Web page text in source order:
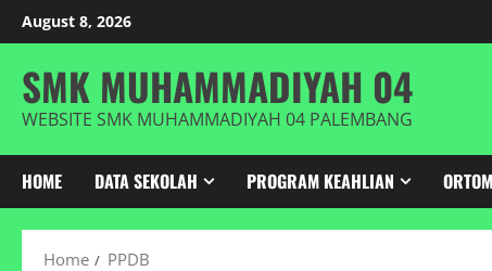
Skip
to
content
August 8, 2026
SMK MUHAMMADIYAH 04
WEBSITE SMK MUHAMMADIYAH 04 PALEMBANG
HOME DATA SEKOLAH PROGRAM KEAHLIAN ORTOM
Home PPDB